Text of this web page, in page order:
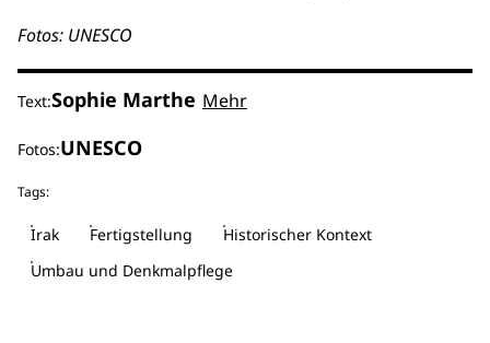
Fotos: UNESCO
Text:Sophie Marthe Mehr
Fotos:UNESCO
Tags:
Irak Fertigstellung
Historischer Kontext
Umbau und Denkmalpflege